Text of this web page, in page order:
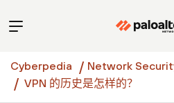
Cyberpedia
Network
VPN 的历史是怎样的？